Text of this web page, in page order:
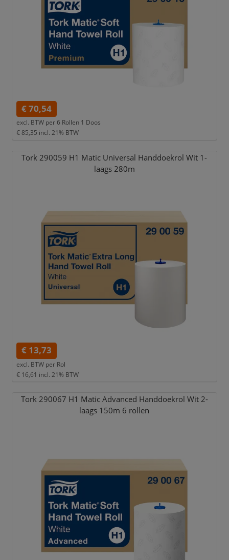
€ 70,54
excl. BTW per6 Rollen 1 Doos
€ 85,35 incl. 21% BTW
Tork 290059 H1 Matic Universal Handdoekrol Wit 1-
laags 280m
€ 13,73
excl. BTW per Rol
€ 16,61 incl. 21% BTW
Tork 290067 H1 Matic Advanced Handdoekrol Wit 2-
laags 150m 6 rollen